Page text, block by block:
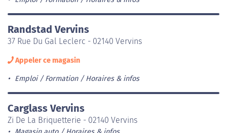
Randstad Vervins
37 Rue Du Gal Leclerc - 02140 Vervins
Appeler ce magasin
Emploi / Formation Horaires & infos
Carglass Vervins
Zi De La Briquetterie - 02140 Vervins